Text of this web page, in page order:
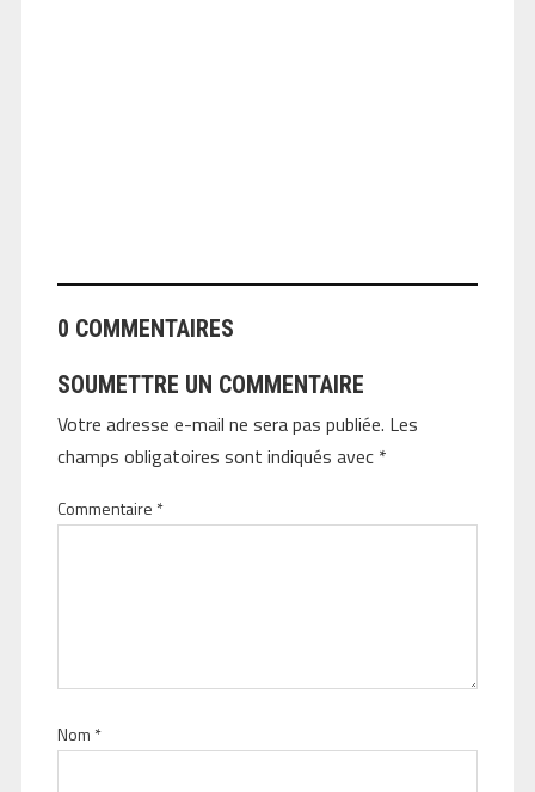
0 COMMENTAIRES
SOUMETTRE UN COMMENTAIRE
Votre adresse e-mail ne sera pas publiée. Les
champs obligatoires sont indiqués avec *
Commentaire *
Nom *